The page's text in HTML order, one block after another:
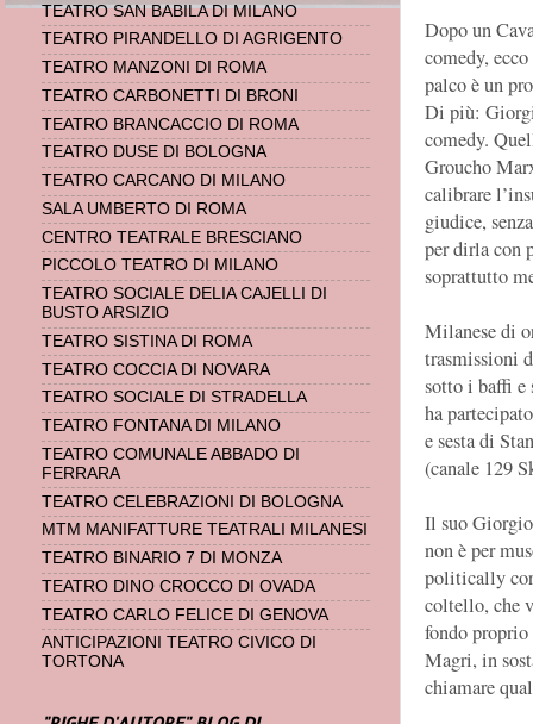
Dopo un
comedy,
palco è un
Di più:
comedy.
Groucho
calibrare
giudice,
per dirla con
soprattutto
Milanese di
trasmissioni
sotto i baffi e
ha
e sesta di
(canale 129
Il suo
non è per
politically
coltello, che
fondo
Magri, in
chiamare
TEATRO SAN BABILA DI MILANO
TEATRO PIRANDELLO DI AGRIGENTO
TEATRO MANZONI DI ROMA
TEATRO CARBONETTI DI BRONI
TEATRO BRANCACCIO DI ROMA
TEATRO DUSE DI BOLOGNA
TEATRO CARCANO DI MILANO
SALA UMBERTO DI ROMA
CENTRO TEATRALE BRESCIANO
PICCOLO TEATRO DI MILANO
TEATRO SOCIALE DELIA CAJELLI DI
BUSTO ARSIZIO
TEATRO SISTINA DI ROMA
TEATRO COCCIA DI NOVARA
TEATRO SOCIALE DI STRADELLA
TEATRO FONTANA DI MILANO
TEATRO COMUNALE ABBADO DI
FERRARA
TEATRO CELEBRAZIONI DI BOLOGNA
MTM MANIFATTURE TEATRALI MILANESI
TEATRO BINARIO 7 DI MONZA
TEATRO DINO CROCCO DI OVADA
TEATRO CARLO FELICE DI GENOVA
ANTICIPAZIONI TEATRO CIVICO DI
TORTONA